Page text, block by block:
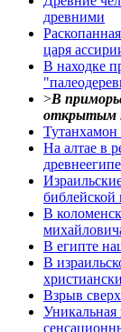
древними
царя
В находке
>В
открытым
Тутанхамон
На алтае в
библейской
В
В египте
В
Взрыв
Уникальная